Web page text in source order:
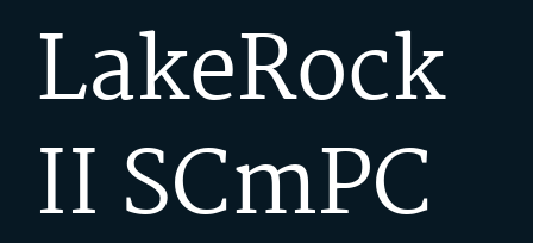
LakeRock
II SCmPC